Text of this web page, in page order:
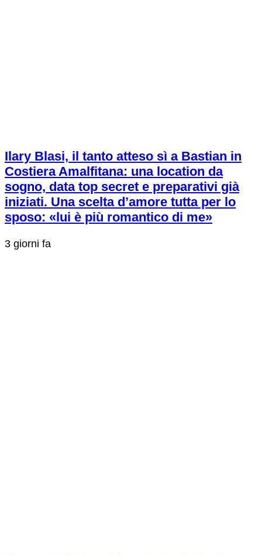
Ilary Blasi, il tanto atteso sì a Bastian in
Costiera Amalfitana: una location da
sogno, data top secret e preparativi già
iniziati. Una scelta d’amore tutta per lo
sposo: «lui è più romantico di me»
3 giorni fa